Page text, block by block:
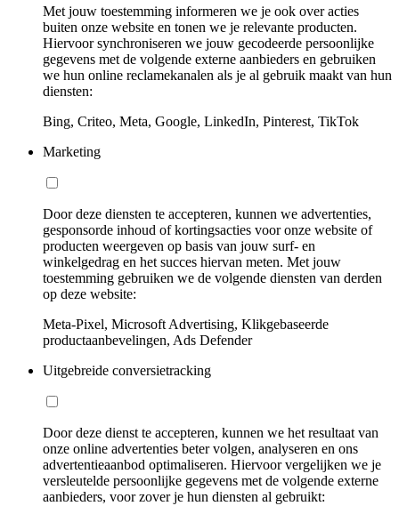
Met jouw toestemming informeren we je ook over acties
buiten onze website en tonen we je relevante producten.
Hiervoor synchroniseren we jouw gecodeerde persoonlijke
gegevens met de volgende externe aanbieders en gebruiken
we hun online reclamekanalen als je al gebruik maakt van hun
diensten:
Bing, Criteo, Meta, Google, LinkedIn, Pinterest, TikTok
Marketing
Door deze diensten te accepteren, kunnen we advertenties,
gesponsorde inhoud of kortingsacties voor onze website of
producten weergeven op basis van jouw surf- en
winkelgedrag en het succes hiervan meten. Met jouw
toestemming gebruiken we de volgende diensten van derden
op deze website:
Meta-Pixel, Microsoft Advertising, Klikgebaseerde
productaanbevelingen, Ads Defender
Uitgebreide conversietracking
Door deze dienst te accepteren, kunnen we het resultaat van
onze online advertenties beter volgen, analyseren en ons
advertentieaanbod optimaliseren. Hiervoor vergelijken we je
versleutelde persoonlijke gegevens met de volgende externe
aanbieders, voor zover je hun diensten al gebruikt: